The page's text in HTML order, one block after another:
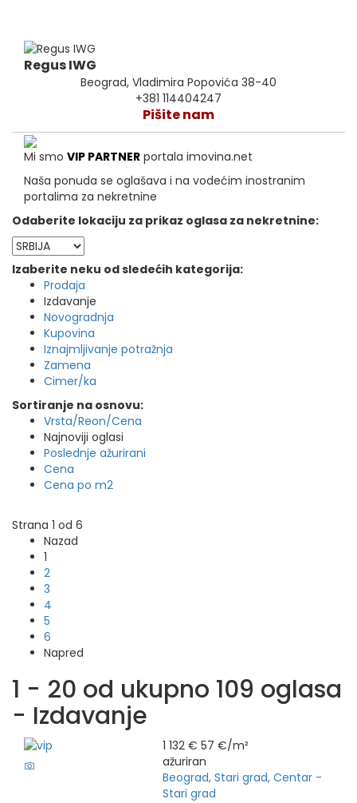
Regus IWG
Beograd, Vladimira Popovića 38-40
+381 114404247
Pišite nam
Mi smo VIP PARTNER portala imovina.net
Naša ponuda se oglašava i na vodećim inostranim
portalima za nekretnine
Odaberite lokaciju za prikaz oglasa za nekretnine:
Izaberite neku od sledećih kategorija:
Prodaja
Izdavanje
Novogradnja
Kupovina
Iznajmljivanje potražnja
Zamena
Cimer/ka
Sortiranje na osnovu:
Vrsta/Reon/Cena
Najnoviji oglasi
Poslednje ažurirani
Cena
Cena po m2
Strana 1 od 6
Nazad
1
2
3
4
5
6
Napred
1 - 20 od ukupno 109 oglasa
- Izdavanje
1 132 € 57 €/m²
ažuriran
Beograd, Stari grad, Centar -
Stari grad